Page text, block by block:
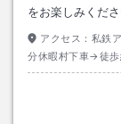
をお楽しみくださ
アクセス： 私鉄
分休暇村下車→徒歩